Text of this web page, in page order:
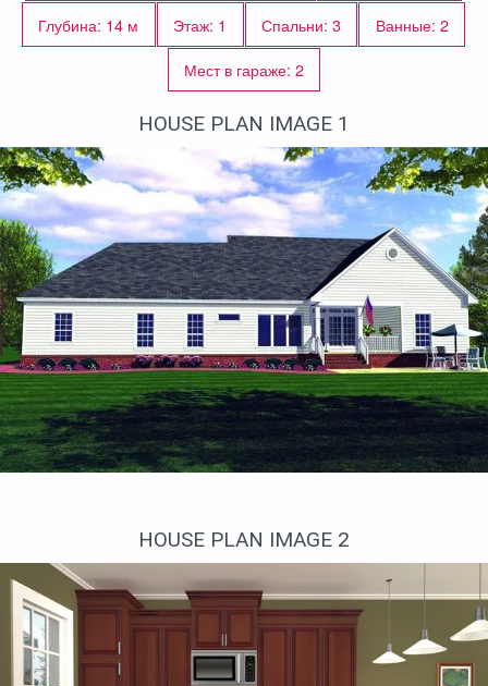
Глубина: 14 м
Этаж: 1 Спальни: 3
Ванные: 2
Мест в гараже: 2
HOUSE PLAN IMAGE 1
HOUSE PLAN IMAGE 2